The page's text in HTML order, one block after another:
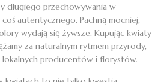
długiego przechowywania w
autentycznego. Pachną mocniej,
wydają się żywsze. Kupując kwiaty
za naturalnym rytmem przyrody,
lokalnych producentów i florystów.